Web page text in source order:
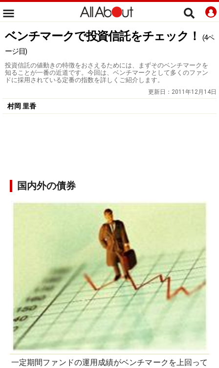
ベンチマークで投資信託をチェック！
(4ペ
ージ目)
投資信託の値動きの特徴をおさえるためには、まずそのベンチマークを
知ることが一番の近道です。今回は、ベンチマークとして多くのファン
ドに採用されている定番の指数を詳しくご紹介します。
更新日： 2011年12月14日
村岡 里香
国内外の債券
一定期間ファンドの運用成績がベンチマークを上回って